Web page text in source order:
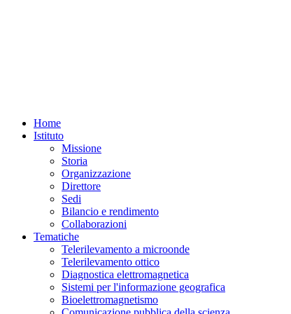
Home
Istituto
Missione
Storia
Organizzazione
Direttore
Sedi
Bilancio e rendimento
Collaborazioni
Tematiche
Telerilevamento a microonde
Telerilevamento ottico
Diagnostica elettromagnetica
Sistemi per l'informazione geografica
Bioelettromagnetismo